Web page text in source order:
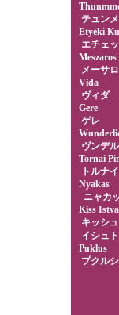
テュン
Etyeki
エチェ
Meszaros
メーサ
Vida
ヴィダ
Gere
ゲレ
ヴンデ
Tornai
トルナ
Nyakas
ニャカ
Kiss
キッシュ
イシュ
Puklus
プクル